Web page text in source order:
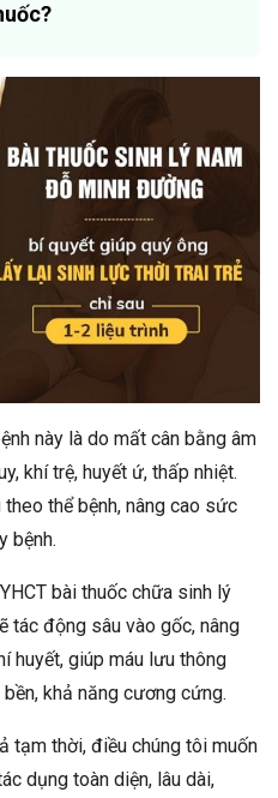
này là do mất cân bằng âm
khí trệ, huyết ứ, thấp nhiệt.
thể bệnh, nâng cao sức
bệnh.
bài thuốc chữa sinh lý
tác động sâu vào gốc, nâng
huyết, giúp máu lưu thông
khả năng cương cứng.
tạm thời, điều chúng tôi muốn
dụng toàn diện, lâu dài,